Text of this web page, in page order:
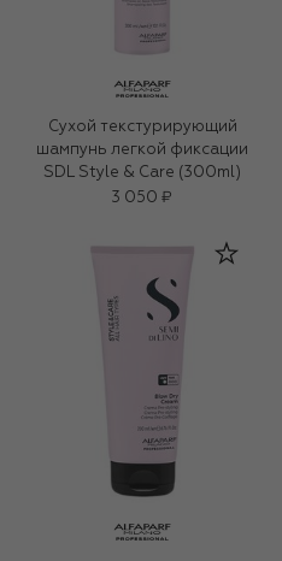
Сухой текстурирующий
шампунь легкой фиксации
SDL Style & Care (300ml)
3 050 ₽